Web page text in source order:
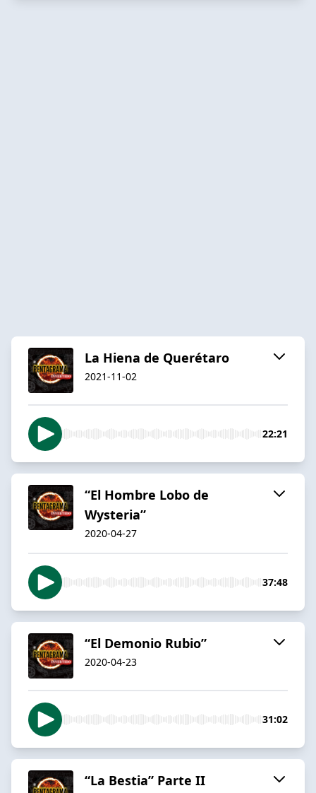
La Hiena de Querétaro
2021-11-02
22:21
“El Hombre Lobo de
Wysteria”
2020-04-27
37:48
“El Demonio Rubio”
2020-04-23
31:02
“La Bestia” Parte II